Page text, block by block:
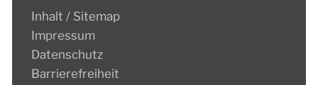
Inhalt / Sitemap
Impressum
Datenschutz
Barrierefreiheit